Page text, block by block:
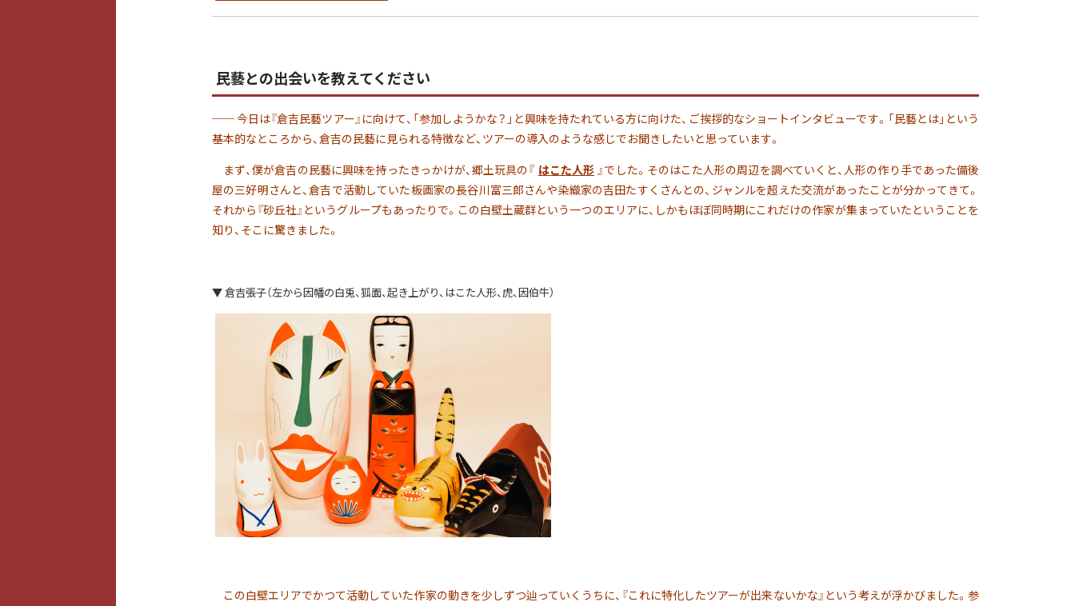
民藝との出会いを教えてください
──今日は『倉吉民藝ツアー』に向けて、「参加しようかな？」と興味を持たれている方に向けた、ご挨拶的なショートインタビューです。「民藝とは」という
基本的なところから、倉吉の民藝に見られる特徴など、ツアーの導入のような感じでお聞きしたいと思っています。
まず、僕が倉吉の民藝に興味を持ったきっかけが、郷土玩具の『 はこた人形 』でした。そのはこた人形の周辺を調べていくと、人形の作り手であった備後
屋の三好明さんと、倉吉で活動していた板画家の長谷川富三郎さんや染織家の吉田たすくさんとの、ジャンルを超えた交流があったことが分かってきて。
それから『砂丘社』というグループもあったりで。この白壁土蔵群という一つのエリアに、しかもほぼ同時期にこれだけの作家が集まっていたということを
知り、そこに驚きました。
▼ 倉吉張子（左から因幡の白兎、狐面、起き上がり、はこた人形、虎、因伯牛）
この白壁エリアでかつて活動していた作家の動きを少しずつ辿っていくうちに、『これに特化したツアーが出来ないかな』という考えが浮かびました。参